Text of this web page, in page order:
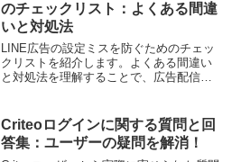
のチェックリスト：よくある間違
いと対処法
LINE広告の設定ミスを防ぐためのチェッ
クリストを紹介します。よくある間違い
と対処法を理解することで、広告配信の
Criteoログインに関する質問と回
答集：ユーザーの疑問を解消！